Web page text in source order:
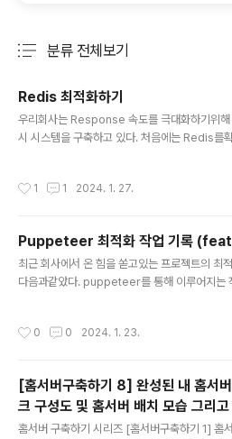
분류 전체보기
Redis 최적화하기
우리회사는 Response 속도를 극대화하기위해
시 시스템을 구축하고 있다. 처음에는 Redis를
불러오는 방식이다. 이 때 Redis 서버가 바로 응
수 있는지를 검증한다. 그리고 만약에 ping요
s 보다 더 오래걸린다면 빠르게 응답할 수 없는
주하기로 하였다. 그 이유는 ping은 대체로
기록..
1 1 2024. 1. 27.
Puppeteer 최적화 작업 기록
최근 회사에서 온 힘을 쏟고있는 프로젝트의 최
다음과같았다. puppeteer를 통해 이루어지는
로운 개발자를 채용하기 보다, 기존 인력에서
관적으로 문제를 확인할 수 있는 코드 분석 부터
상황은 아래와 같았다. 이미지 작업을 위해
은 수없이 많은 js코드를 실행 해야 ..
0 0 2024. 1. 23.
[홈서버구축하기 8] 완성된 내 홈서
크 구성도 및 홈서버 배치 모습 그리
홈서버 구축하기 시리즈 [홈서버구축하기 1] 홈